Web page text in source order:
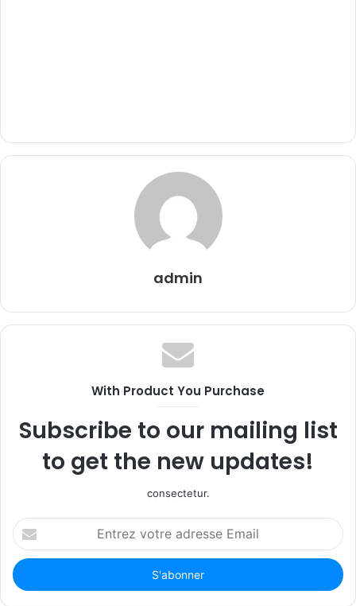
admin
With Product You Purchase
Subscribe to our mailing list
to get the new updates!
consectetur.
Entrez
votre
adresse
Email